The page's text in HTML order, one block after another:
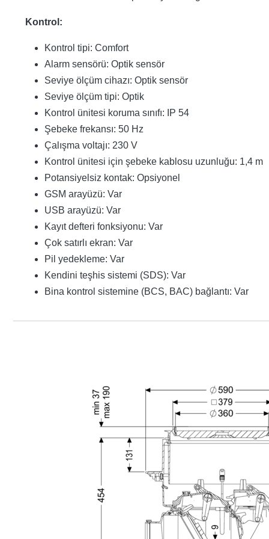
Kontrol:
Kontrol tipi: Comfort
Alarm sensörü: Optik sensör
Seviye ölçüm cihazı: Optik sensör
Seviye ölçüm tipi: Optik
Kontrol ünitesi koruma sınıfı: IP 54
Şebeke frekansı: 50 Hz
Çalışma voltajı: 230 V
Kontrol ünitesi için şebeke kablosu uzunluğu: 1,4 m
Potansiyelsiz kontak: Opsiyonel
GSM arayüzü: Var
USB arayüzü: Var
Kayıt defteri fonksiyonu: Var
Çok satırlı ekran: Var
Pil yedekleme: Var
Kendini teşhis sistemi (SDS): Var
Bina kontrol sistemine (BCS, BAC) bağlantı: Var